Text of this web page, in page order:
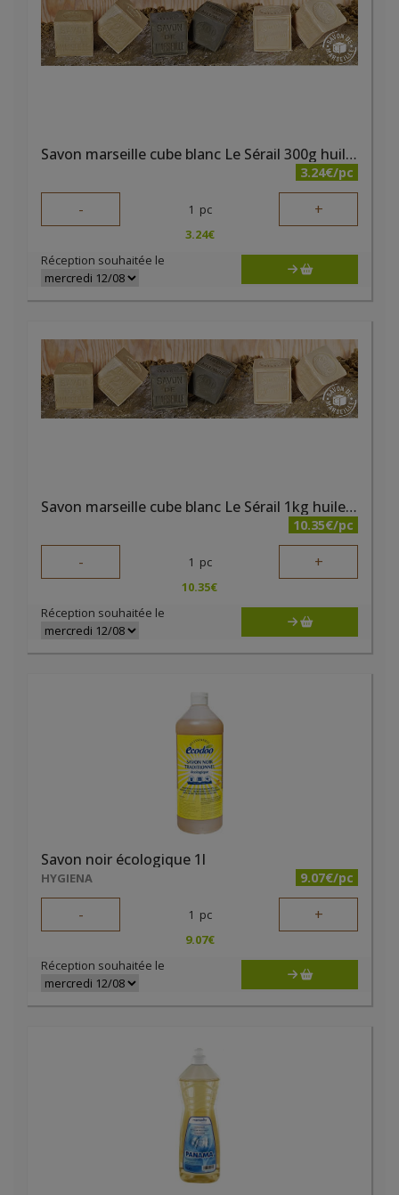
Savon marseille cube blanc Le Sérail 300g huile végétale
3.24€/pc
- 1 pc +
3.24€
Réception souhaitée le
Savon marseille cube blanc Le Sérail 1kg huile végétale
10.35€/pc
- 1 pc +
10.35€
Réception souhaitée le
Savon noir écologique 1l
HYGIENA 9.07€/pc
- 1 pc +
9.07€
Réception souhaitée le